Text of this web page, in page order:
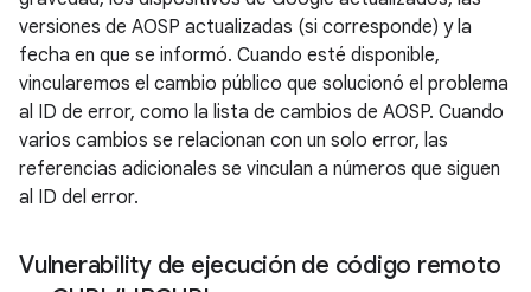
versiones de AOSP actualizadas (si corresponde) y la
fecha en que se informó. Cuando esté disponible,
vincularemos el cambio público que solucionó el problema
al ID de error, como la lista de cambios de AOSP. Cuando
varios cambios se relacionan con un solo error, las
referencias adicionales se vinculan a números que siguen
al ID del error.
Vulnerability de ejecución de código remoto